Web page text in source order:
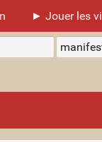
► Jouer les